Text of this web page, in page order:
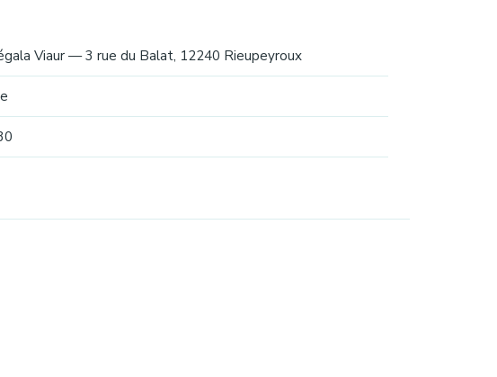
Viaur — 3 rue du Balat, 12240 Rieupeyroux